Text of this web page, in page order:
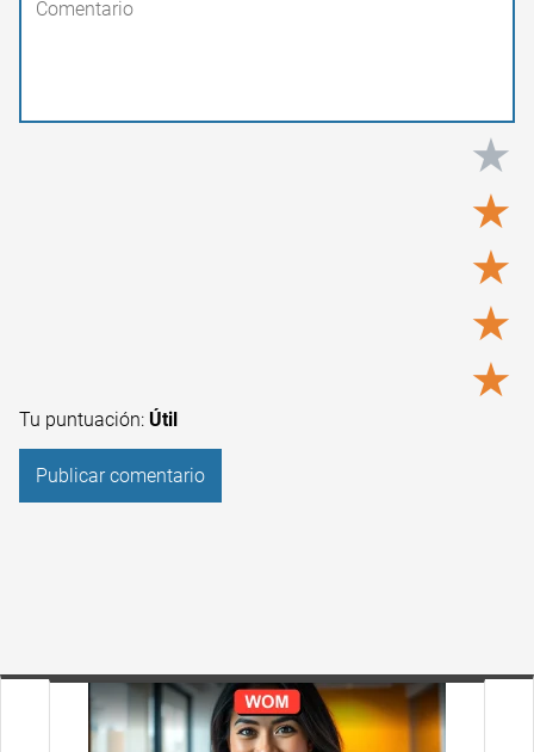
★
★
★
★
★
Tu puntuación: Útil